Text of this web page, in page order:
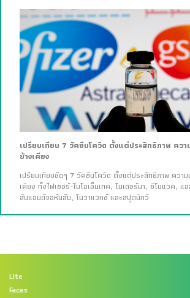
เปรียบเทียบ 7 วัคซีนโควิด ตั้งแต่ประสิทธิภาพ คว
ข้างเคียง
เปรียบเทียบชัดๆ 7 วัคซีนโควิด ตั้งแต่ประสิทธิภาพ ควา
เคียง ทั้งไฟเซอร์-ไบโอเอ็นเทค, โมเดอร์นา, ซิโนแวค, แ
สันแอนด์จอห์นสัน, โนวาแวกซ์ และสปุตนิกวี
Lite
Faces